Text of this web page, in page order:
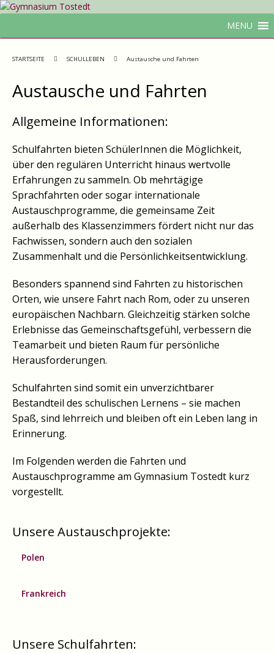
MENU
STARTSEITE SCHULLEBEN Austausche und Fahrten
Austausche und Fahrten
Allgemeine Informationen:
Schulfahrten bieten SchülerInnen die Möglichkeit,
über den regulären Unterricht hinaus wertvolle
Erfahrungen zu sammeln. Ob mehrtägige
Sprachfahrten oder sogar internationale
Austauschprogramme, die gemeinsame Zeit
außerhalb des Klassenzimmers fördert nicht nur das
Fachwissen, sondern auch den sozialen
Zusammenhalt und die Persönlichkeitsentwicklung.
Besonders spannend sind Fahrten zu historischen
Orten, wie unsere Fahrt nach Rom, oder zu unseren
europäischen Nachbarn. Gleichzeitig stärken solche
Erlebnisse das Gemeinschaftsgefühl, verbessern die
Teamarbeit und bieten Raum für persönliche
Herausforderungen.
Schulfahrten sind somit ein unverzichtbarer
Bestandteil des schulischen Lernens – sie machen
Spaß, sind lehrreich und bleiben oft ein Leben lang in
Erinnerung.
Im Folgenden werden die Fahrten und
Austauschprogramme am Gymnasium Tostedt kurz
vorgestellt.
Unsere Austauschprojekte:
Polen
Frankreich
Unsere Schulfahrten: